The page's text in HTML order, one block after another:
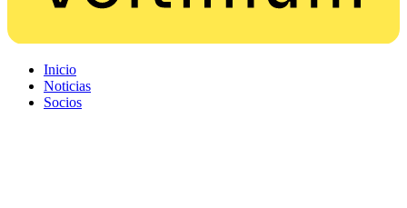
Inicio
Noticias
Socios